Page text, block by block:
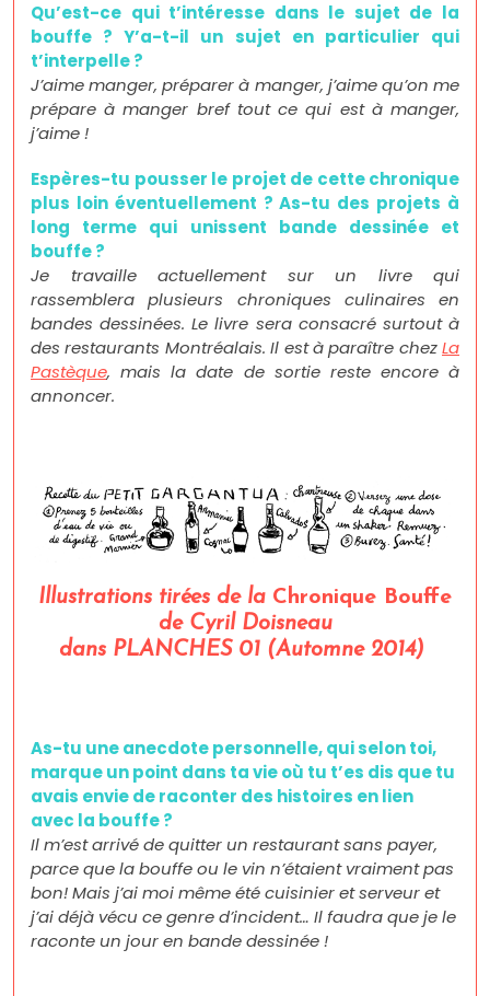
Qu’est-ce qui t’intéresse dans le sujet de la
bouffe ? Y’a-t-il un sujet en particulier qui
t’interpelle ?
J’aime manger, préparer à manger, j’aime qu’on me
prépare à manger bref tout ce qui est à manger,
j’aime !
Espères-tu pousser le projet de cette chronique
plus loin éventuellement ? As-tu des projets à
long terme qui unissent bande dessinée et
bouffe ?
Je travaille actuellement sur un livre qui
rassemblera plusieurs chroniques culinaires en
bandes dessinées. Le livre sera consacré surtout à
des restaurants Montréalais. Il est à paraître chezLa
Pastèque, mais la date de sortie reste encore à
annoncer.
Illustrations tirées de la Chronique Bouffe
de Cyril Doisneau
dans PLANCHES 01 (Automne 2014)
As-tu une anecdote personnelle, qui selon toi,
marque un point dans ta vie où tu t’es dis que tu
avais envie de raconter des histoires en lien
avec la bouffe ?
Il m’est arrivé de quitter un restaurant sans payer,
parce que la bouffe ou le vin n’étaient vraiment pas
bon! Mais j’ai moi même été cuisinier et serveur et
j’ai déjà vécu ce genre d’incident… Il faudra que je le
raconte un jour en bande dessinée !